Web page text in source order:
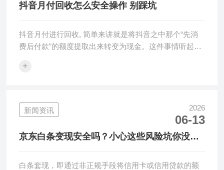
抖音月付回收怎么安全操作 别踩坑
抖音月付进行回收, 简单来讲就是将抖音之中那个“先消
费后付款”的额度提取出来转变为现金。这件事情听起来
+
新闻资讯 2026
06-13
京东白条变现安全吗？小心这些风险坑你没商
白条套现，即通过非正规手段将信用卡或信用贷款的额